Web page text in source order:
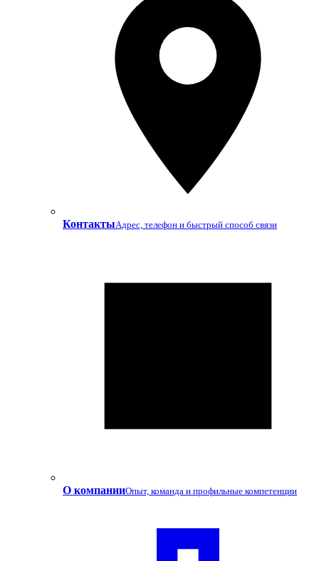
КонтактыАдрес, телефон и быстрый способ связи
О компанииОпыт, команда и профильные компетенции